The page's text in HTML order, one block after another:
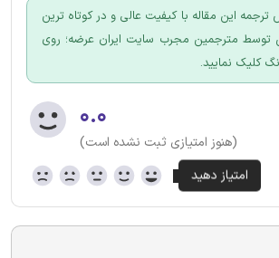
ترجمه این مقاله با کیفیت عالی و در کوتاه ترین
توسط مترجمین مجرب سایت ایران عرضه؛ روی
کلیک نمایید.
۰.۰
(هنوز امتیازی ثبت نشده است)